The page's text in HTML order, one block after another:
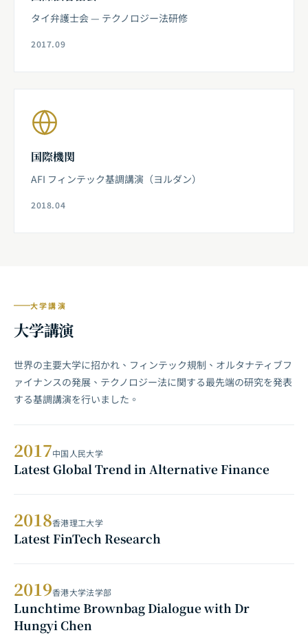
タイ弁護士会 — テクノロジー法研修
2017.09
国際機関
AFI フィンテック基調講演（ヨルダン）
2018.04
大学講演
大学講演
世界の主要大学に招かれ、フィンテック規制、オルタナティブフ
ァイナンスの発展、テクノロジー法に関する最先端の研究を発表
する基調講演を行いました。
2017中国人民大学
Latest Global Trend in Alternative Finance
2018香港理工大学
Latest FinTech Research
2019香港大学法学部
Lunchtime Brownbag Dialogue with Dr
Hungyi Chen